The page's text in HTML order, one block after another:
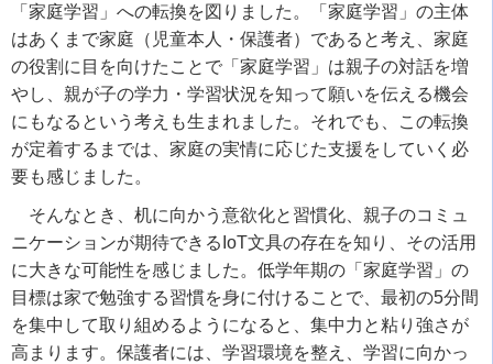
「家庭学習」への転換を図りました。「家庭学習」の主体
はあくまで家庭（児童本人・保護者）であると考え、家庭
の役割に目を向けたことで「家庭学習」は親子の対話を増
やし、親が子の学力・学習状況を知って願いを伝える機会
にもなるという考えも生まれました。それでも、この転換
が定着するまでは、家庭の実情に応じた支援をしていく必
要も感じました。
そんなとき、机に向かう意欲化と習慣化、親子のコミュ
ニケーションが期待できるIoT文具の存在を知り、その活用
に大きな可能性を感じました。低学年期の「家庭学習」の
目標は家で勉強する習慣を身に付けることで、最初の5分間
を集中して取り組めるようになると、集中力と粘り強さが
高まります。保護者には、学習環境を整え、学習に向かっ